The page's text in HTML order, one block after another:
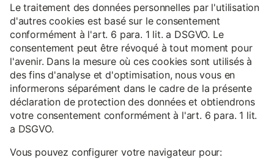
Le traitement des données personnelles par l'utilisation
d'autres cookies est basé sur le consentement
conformément à l'art. 6 para. 1 lit. a DSGVO. Le
consentement peut être révoqué à tout moment pour
l'avenir. Dans la mesure où ces cookies sont utilisés à
des fins d'analyse et d'optimisation, nous vous en
informerons séparément dans le cadre de la présente
déclaration de protection des données et obtiendrons
votre consentement conformément à l'art. 6 para. 1 lit.
a DSGVO.
Vous pouvez configurer votre navigateur pour: